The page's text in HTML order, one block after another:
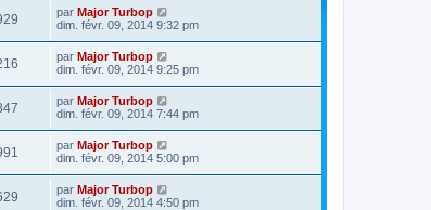
par Major Turbop
dim. févr. 09, 2014 9:32 pm
par Major Turbop
dim. févr. 09, 2014 9:25 pm
par Major Turbop
dim. févr. 09, 2014 7:44 pm
par Major Turbop
dim. févr. 09, 2014 5:00 pm
par Major Turbop
dim. févr. 09, 2014 4:50 pm